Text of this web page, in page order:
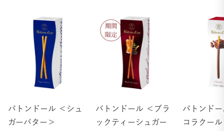
バトンドール ＜シュ
ガーバター＞
バトンドール ＜ブラ
ックティーシュガー
バトンド
コラクー